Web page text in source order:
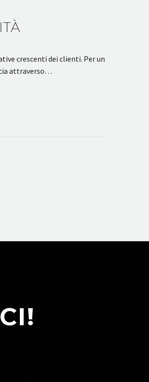
crescenti dei clienti. Per un
attraverso…